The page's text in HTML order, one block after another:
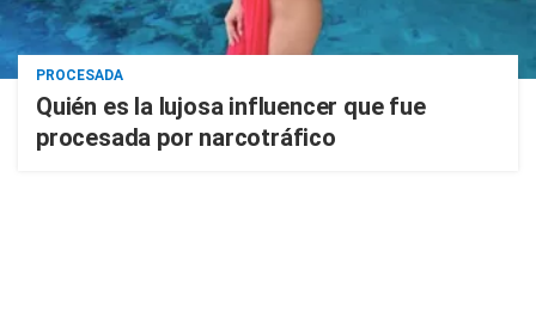
PROCESADA
Quién es la lujosa influencer que fue
procesada por narcotráfico